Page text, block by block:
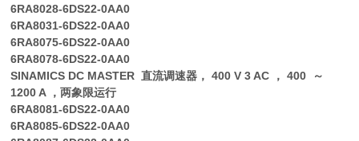
6RA8028-6DS22-0AA0
6RA8031-6DS22-0AA0
6RA8075-6DS22-0AA0
6RA8078-6DS22-0AA0
SINAMICS DC MASTER 直流调速器， 400 V 3 AC ， 400 ～
1200 A ，两象限运行
6RA8081-6DS22-0AA0
6RA8085-6DS22-0AA0